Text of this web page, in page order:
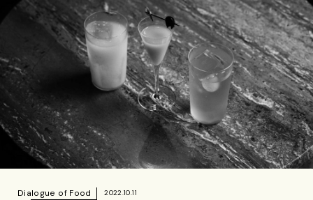
Dialogue of Food 2022.10.11